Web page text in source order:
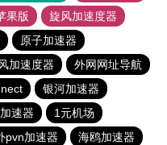
果版
旋风加速度器
原子加速器
加速度器
外网网址导航
银河加速器
速器
1元机场
pvn加速器
海鸥加速器